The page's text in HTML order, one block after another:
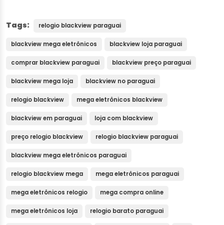
Tags: relogio blackview paraguai
blackview mega eletrônicos blackview loja paraguai
comprar blackview paraguai blackview preço paraguai
blackview mega loja blackview no paraguai
relogio blackview mega eletrônicos blackview
blackview em paraguai loja com blackview
preço relogio blackview relogio blackview paraguai
blackview mega eletrônicos paraguai
relogio blackview mega mega eletrônicos paraguai
mega eletrônicos relogio mega compra online
mega eletrônicos loja relogio barato paraguai